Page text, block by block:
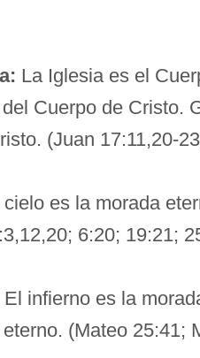
La Iglesia es el
Cuerpo de Cristo.
(Juan 17:11,20-
cielo es la morada
6:20; 19:21;
El infierno es la
(Mateo 25:41;